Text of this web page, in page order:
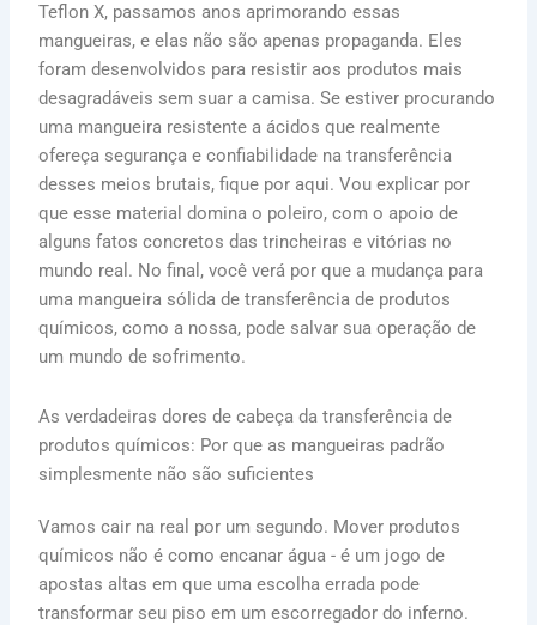
Teflon X, passamos anos aprimorando essas
mangueiras, e elas não são apenas propaganda. Eles
foram desenvolvidos para resistir aos produtos mais
desagradáveis sem suar a camisa. Se estiver procurando
uma mangueira resistente a ácidos que realmente
ofereça segurança e confiabilidade na transferência
desses meios brutais, fique por aqui. Vou explicar por
que esse material domina o poleiro, com o apoio de
alguns fatos concretos das trincheiras e vitórias no
mundo real. No final, você verá por que a mudança para
uma mangueira sólida de transferência de produtos
químicos, como a nossa, pode salvar sua operação de
um mundo de sofrimento.
As verdadeiras dores de cabeça da transferência de
produtos químicos: Por que as mangueiras padrão
simplesmente não são suficientes
Vamos cair na real por um segundo. Mover produtos
químicos não é como encanar água - é um jogo de
apostas altas em que uma escolha errada pode
transformar seu piso em um escorregador do inferno.